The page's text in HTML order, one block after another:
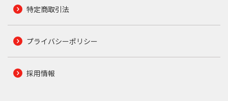
特定商取引法
プライバシーポリシー
採用情報